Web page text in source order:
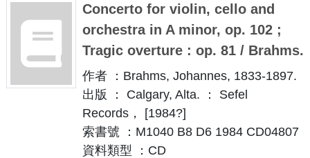
Concerto for violin, cello and
orchestra in A minor, op. 102 ;
Tragic overture : op. 81 / Brahms.
作者 ：Brahms, Johannes, 1833-1897.
出版 ： Calgary, Alta. ： Sefel
Records， [1984?]
索書號 ：M1040 B8 D6 1984 CD04807
資料類型 ：CD